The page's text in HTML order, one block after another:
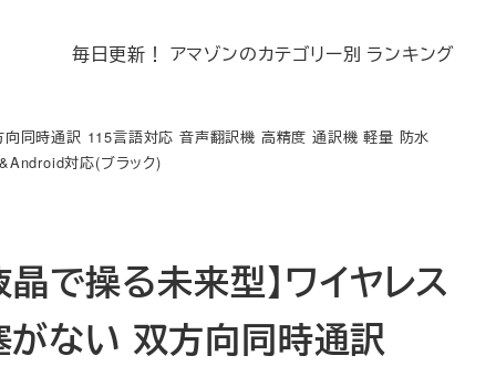
毎日更新！ アマゾンのカテゴリー別 ランキング
向同時通訳 115言語対応 音声翻訳機 高精度 通訳機 軽量 防水
対応(ブラック)
で操る未来型】ワイヤレス
ない 双方向同時通訳